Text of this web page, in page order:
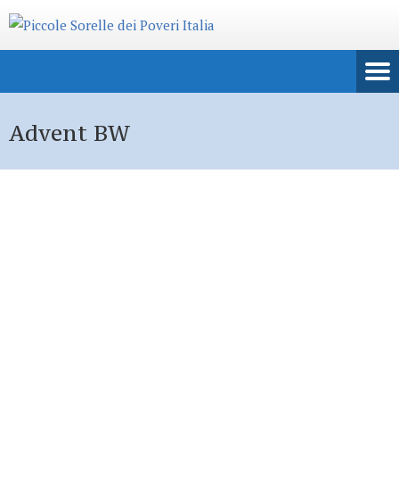
Advent BW